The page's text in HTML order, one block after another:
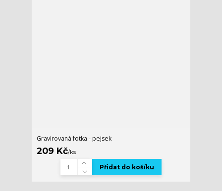
Gravírovaná fotka - pejsek
209 Kč/ks
Přidat do košíku